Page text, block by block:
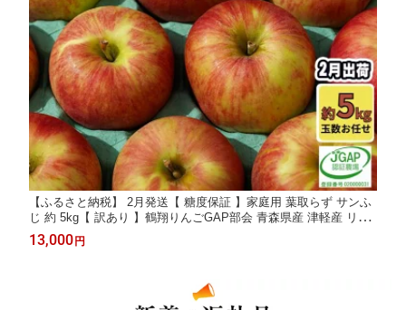
【ふるさと納税】 2月発送【 糖度保証 】家庭用 葉取らず サンふ
じ 約 5kg【 訳あり 】鶴翔りんごGAP部会 青森県産 津軽産 リン
ゴ 林檎 果物 フルーツ デザート 甘味 お届け：2027年2月1日～2
027年2月25日
13,000円